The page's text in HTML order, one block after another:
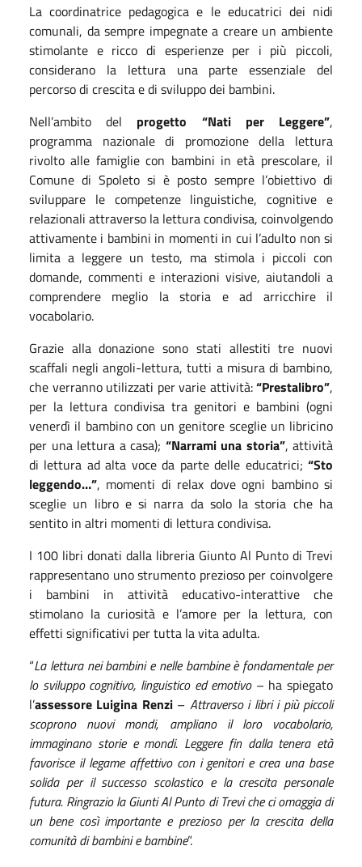
La coordinatrice pedagogica e le educatrici dei nidi
comunali, da sempre impegnate a creare un ambiente
stimolante e ricco di esperienze per i più piccoli,
considerano la lettura una parte essenziale del
percorso di crescita e di sviluppo dei bambini.
Nell’ambito del progetto “Nati per Leggere”,
programma nazionale di promozione della lettura
rivolto alle famiglie con bambini in età prescolare, il
Comune di Spoleto si è posto sempre l’obiettivo di
sviluppare le competenze linguistiche, cognitive e
relazionali attraverso la lettura condivisa, coinvolgendo
attivamente i bambini in momenti in cui l’adulto non si
limita a leggere un testo, ma stimola i piccoli con
domande, commenti e interazioni visive, aiutandoli a
comprendere meglio la storia e ad arricchire il
vocabolario.
Grazie alla donazione sono stati allestiti tre nuovi
scaffali negli angoli-lettura, tutti a misura di bambino,
che verranno utilizzati per varie attività:“Prestalibro”,
per la lettura condivisa tra genitori e bambini (ogni
venerdì il bambino con un genitore sceglie un libricino
per una lettura a casa); “Narrami una storia”, attività
di lettura ad alta voce da parte delle educatrici; “Sto
leggendo…”, momenti di relax dove ogni bambino si
sceglie un libro e si narra da solo la storia che ha
sentito in altri momenti di lettura condivisa.
I 100 libri donati dalla libreria Giunto Al Punto di Trevi
rappresentano uno strumento prezioso per coinvolgere
i bambini in attività educativo-interattive che
stimolano la curiosità e l’amore per la lettura, con
effetti significativi per tutta la vita adulta.
“La lettura nei bambini e nelle bambine è fondamentale per
lo sviluppo cognitivo, linguistico ed emotivo– ha spiegato
l’assessore Luigina Renzi– Attraverso i libri i più piccoli
scoprono nuovi mondi, ampliano il loro vocabolario,
immaginano storie e mondi. Leggere fin dalla tenera età
favorisce il legame affettivo con i genitori e crea una base
solida per il successo scolastico e la crescita personale
futura. Ringraziola Giunti Al Punto di Trevi che ci omaggia di
un bene così importante e prezioso per la crescita della
comunità di bambini e bambine”.